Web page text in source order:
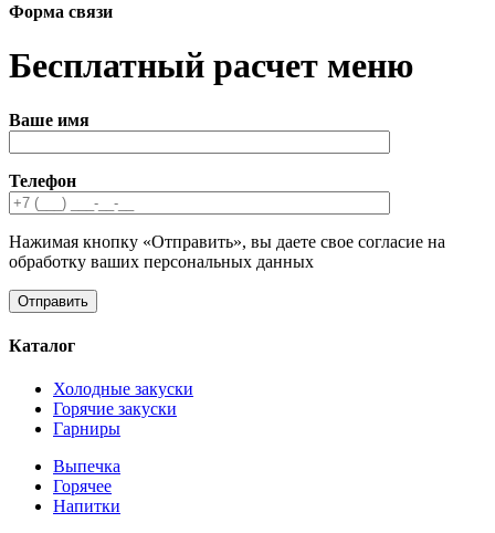
Форма связи
Бесплатный расчет меню
Ваше имя
Телефон
Нажимая кнопку «Отправить», вы даете свое согласие на
обработку ваших персональных данных
Каталог
Холодные закуски
Горячие закуски
Гарниры
Выпечка
Горячее
Напитки